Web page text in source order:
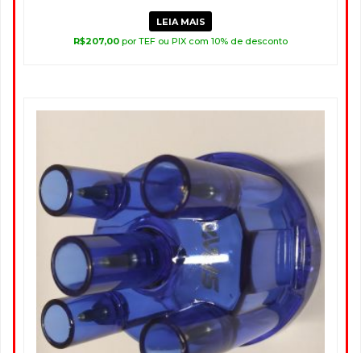
LEIA MAIS
R$207,00 por TEF ou PIX com 10% de desconto